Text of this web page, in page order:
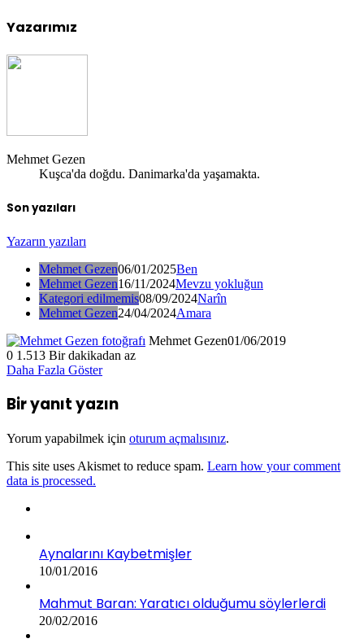
Yazarımız
Mehmet Gezen
Kuşca'da doğdu. Danimarka'da yaşamakta.
Son yazıları
Yazarın yazıları
Mehmet Gezen06/01/2025Ben
Mehmet Gezen16/11/2024Mevzu yokluğun
Kategori edilmemis08/09/2024Narîn
Mehmet Gezen24/04/2024Amara
Mehmet Gezen01/06/2019
0 1.513 Bir dakikadan az
Daha Fazla Göster
Bir yanıt yazın
Yorum yapabilmek için oturum açmalısınız.
This site uses Akismet to reduce spam. Learn how your comment
data is processed.
Aynalarını Kaybetmişler
10/01/2016
Mahmut Baran: Yaratıcı olduğumu söylerlerdi
20/02/2016